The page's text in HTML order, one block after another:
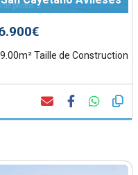
de photos →
Taille de Construction